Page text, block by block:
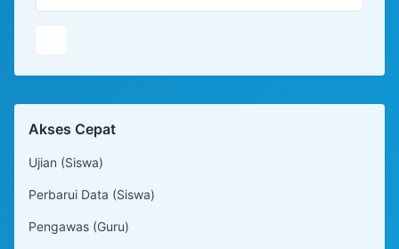
Akses Cepat
Ujian (Siswa)
Perbarui Data (Siswa)
Pengawas (Guru)